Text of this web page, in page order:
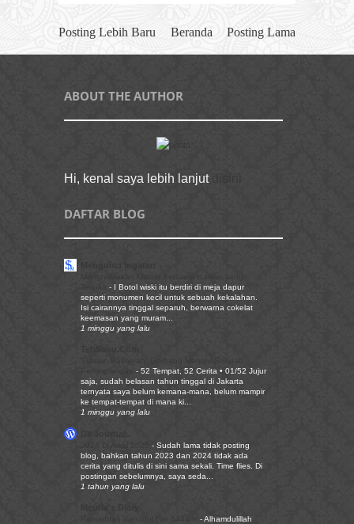
Posting Lebih Baru Posting Lama
Beranda
ABOUT THE AUTHOR
Hi, kenal saya lebih lanjut
DAFTAR BLOG
- I Botol wiski itu berdiri di meja dapur
seperti monumen kecil untuk sebuah kekalahan.
Isi cairannya tinggal separuh, berwarna cokelat
keemasan yang muram...
1 minggu yang lalu
- 52 Tempat, 52 Cerita • 01/52 Jujur
saja, sudah belasan tahun tinggal di Jakarta
ternyata saya belum kemana-mana, belum mampir
ke tempat-tempat di mana ki...
1 minggu yang lalu
- Sudah lama tidak posting
blog, bahkan tahun 2023 dan 2024 tidak ada
cerita yang ditulis di sini sama sekali. Time flies. Di
postingan sebelumnya, saya seda...
1 tahun yang lalu
-Alhamdulillah